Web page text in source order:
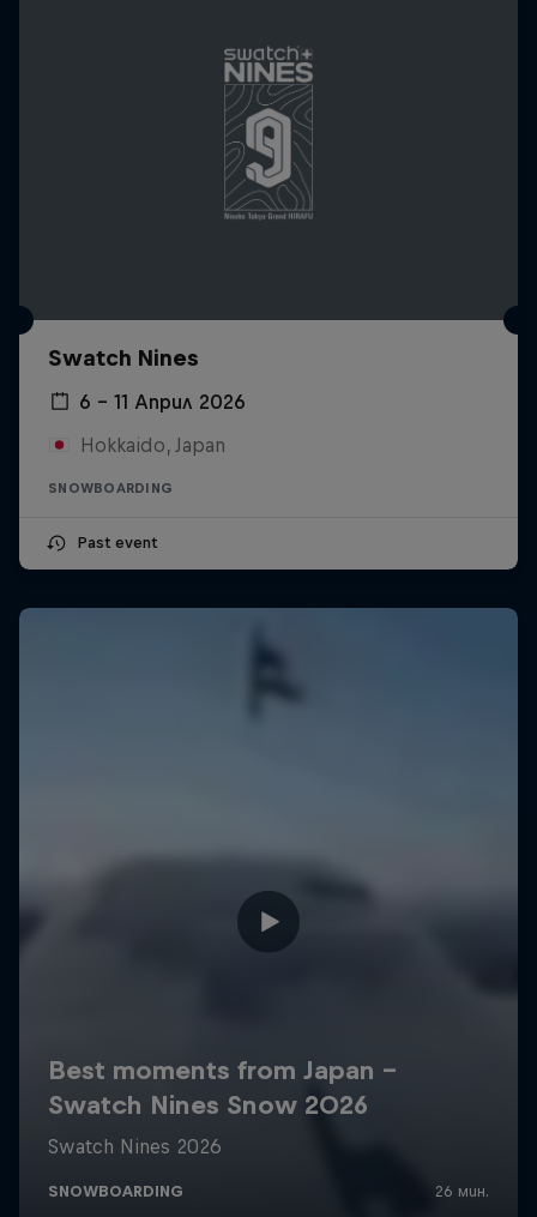
Swatch Nines
6 – 11 Април 2026
Hokkaido, Japan
SNOWBOARDING
Past event